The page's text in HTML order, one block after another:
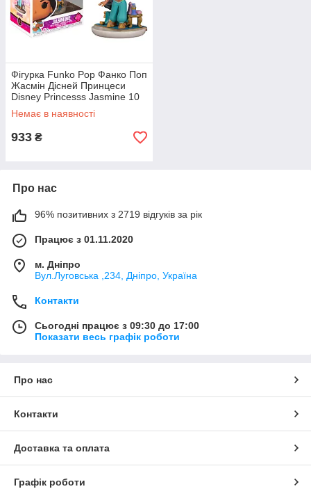
Фігурка Funko Pop Фанко Поп
Жасмін Дісней Принцеси
Disney Princesss Jasmine 10
см cartoon DP J 1013
Немає в наявності
933 ₴
Про нас
96% позитивних з 2719 відгуків за рік
Працює з 01.11.2020
м. Дніпро
Вул.Луговська ,234, Дніпро, Україна
Контакти
Сьогодні працює з 09:30 до 17:00
Показати весь графік роботи
Про нас
Контакти
Доставка та оплата
Графік роботи